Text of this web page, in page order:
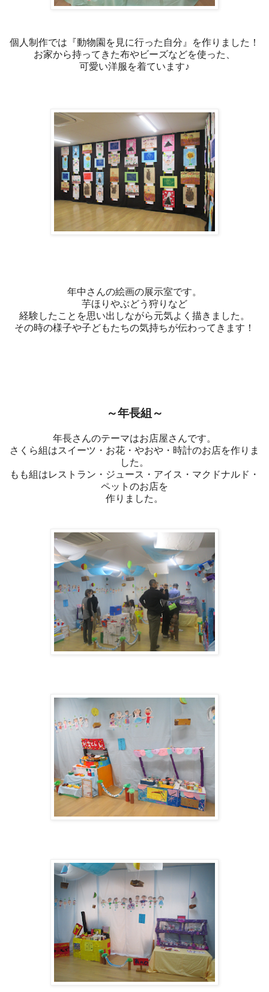
個人制作では『動物園を見に行った自分』を作りました！
お家から持ってきた布やビーズなどを使った、
可愛い洋服を着ています♪
年中さんの絵画の展示室です。
芋ほりやぶどう狩りなど
経験したことを思い出しながら元気よく描きました。
その時の様子や子どもたちの気持ちが伝わってきます！
～年長組～
年長さんのテーマはお店屋さんです。
さくら組はスイーツ・お花・やおや・時計のお店を作りま
した。
もも組はレストラン・ジュース・アイス・マクドナルド・
ペットのお店を
作りました。